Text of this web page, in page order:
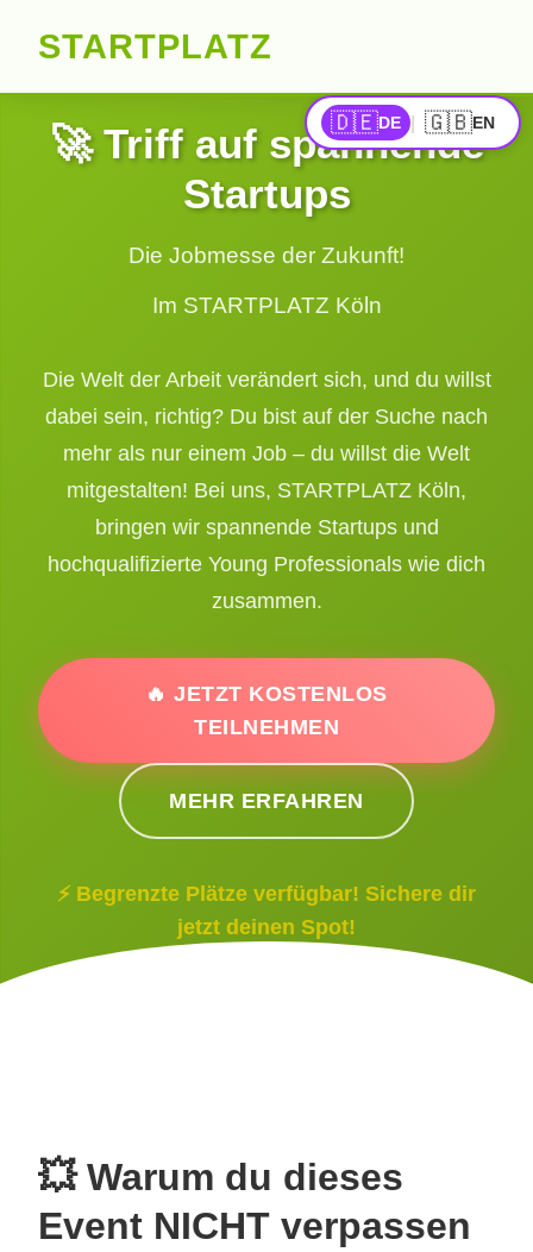
STARTPLATZ
🚀 Triff auf spannende
Startups
Die Jobmesse der Zukunft!
Im STARTPLATZ Köln
Die Welt der Arbeit verändert sich, und du willst
dabei sein, richtig? Du bist auf der Suche nach
mehr als nur einem Job – du willst die Welt
mitgestalten! Bei uns, STARTPLATZ Köln,
bringen wir spannende Startups und
hochqualifizierte Young Professionals wie dich
zusammen.
🔥 JETZT KOSTENLOS
TEILNEHMEN
MEHR ERFAHREN
⚡ Begrenzte Plätze verfügbar! Sichere dir
jetzt deinen Spot!
💥 Warum du dieses
Event NICHT verpassen
🇩🇪DE 🇬🇧EN